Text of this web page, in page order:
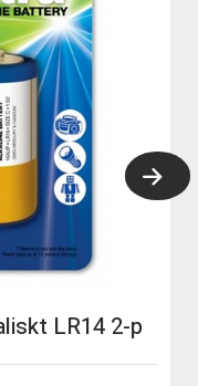
LR14 2-p